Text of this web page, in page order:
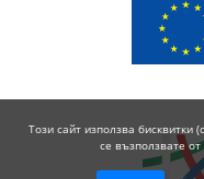
Този сайт използва бисквитки
се възползвате